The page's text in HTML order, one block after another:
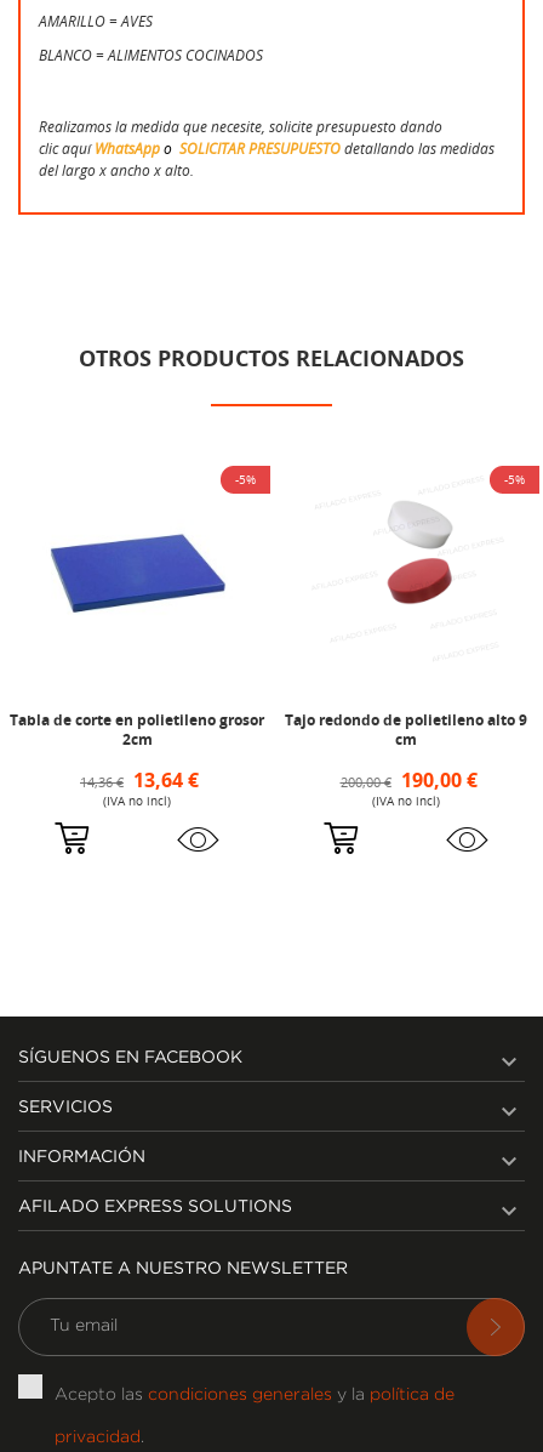
AMARILLO = AVES
BLANCO = ALIMENTOS COCINADOS
Realizamos la medida que necesite, solicite presupuesto dando
clic aquí WhatsAppo SOLICITAR PRESUPUESTOdetallando las medidas
del largo x ancho x alto.
OTROS PRODUCTOS RELACIONADOS
-5%
Tabla de corte en polietileno grosor
2cm
14,36 € 13,64 €
(IVA no incl)
-5%
Tajo redondo de polietileno alto 9
cm
200,00 € 190,00 €
(IVA no incl)
SÍGUENOS EN FACEBOOK 
SERVICIOS 
INFORMACIÓN 
AFILADO EXPRESS SOLUTIONS 
APUNTATE A NUESTRO NEWSLETTER
Acepto las condiciones generales y la política de
privacidad